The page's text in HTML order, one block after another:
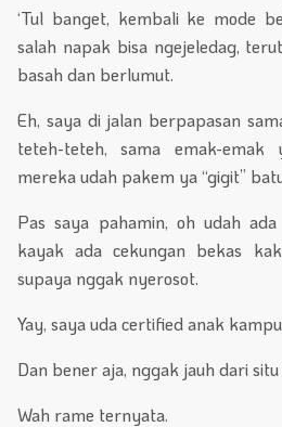
‘Tul banget, kembali ke mode
salah napak bisa ngejeledag,
basah dan berlumut.
Eh, saya di jalan berpapasan
teteh-teteh, sama emak-
mereka udah pakem ya “gigit”
Pas saya pahamin, oh udah
kayak ada cekungan bekas
supaya nggak nyerosot.
Yay, saya uda certified anak
Dan bener aja, nggak jauh dari
Wah rame ternyata.